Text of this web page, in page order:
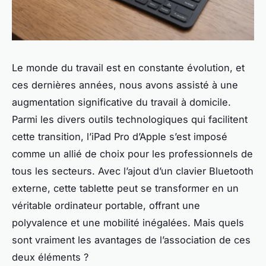
Le monde du travail est en constante évolution, et
ces dernières années, nous avons assisté à une
augmentation significative du travail à domicile.
Parmi les divers outils technologiques qui facilitent
cette transition, l’iPad Pro d’Apple s’est imposé
comme un allié de choix pour les professionnels de
tous les secteurs. Avec l’ajout d’un clavier Bluetooth
externe, cette tablette peut se transformer en un
véritable ordinateur portable, offrant une
polyvalence et une mobilité inégalées. Mais quels
sont vraiment les avantages de l’association de ces
deux éléments ?